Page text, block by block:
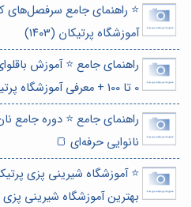
⭐️ راهنمای جامع سرفصل‌های
آموزشگاه پرتیکان (۱۴۰۳)
راهنمای جامع ⭐️ آموزش
0 تا 100 + معرفی آموزشگاه پرتیکان 🥮
راهنمای جامع ⭐️ دوره جامع
نانوایی حرفه‌ای 🍞
⭐️ آموزشگاه شیرینی پزی
بهترین آموزشگاه شیرینی